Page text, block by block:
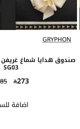
GRYPHON
صندوق هدايا شماغ
SG03
273
اضافة